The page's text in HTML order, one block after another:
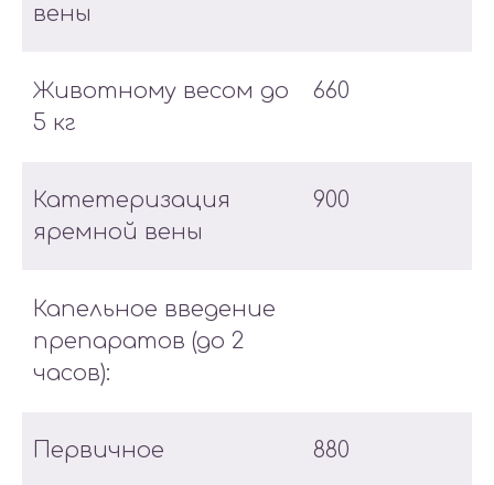
вены
Животному весом до
5 кг
660
Катетеризация
яремной вены
900
Капельное введение
препаратов (до 2
часов):
Первичное 880